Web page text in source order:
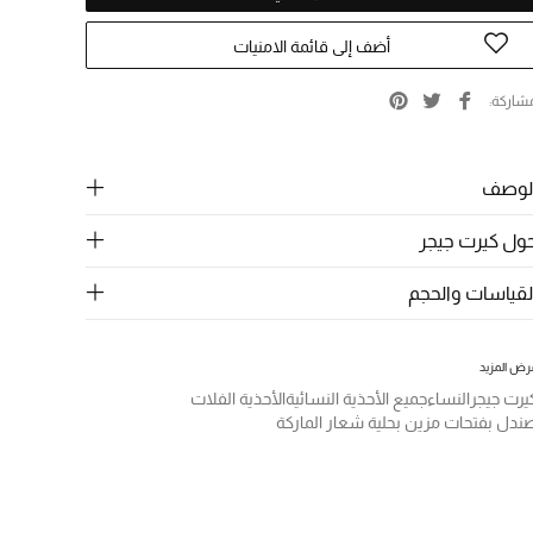
أضف إلى قائمة الامنيات
كيرت جيجر
والحجم
المزيد
جيجر النساءجميع الأحذية النسائيةالأحذية الفلات
بفتحات مزين بحلية شعار الماركة